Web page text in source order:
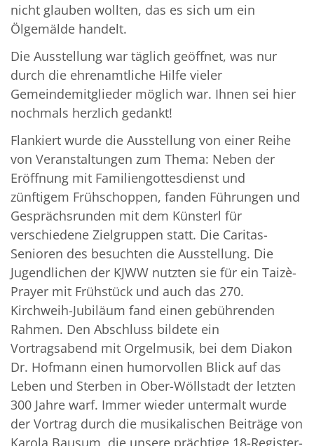
nicht glauben wollten, das es sich um ein
Ölgemälde handelt.
Die Ausstellung war täglich geöffnet, was nur
durch die ehrenamtliche Hilfe vieler
Gemeindemitglieder möglich war. Ihnen sei hier
nochmals herzlich gedankt!
Flankiert wurde die Ausstellung von einer Reihe
von Veranstaltungen zum Thema: Neben der
Eröffnung mit Familiengottesdienst und
zünftigem Frühschoppen, fanden Führungen und
Gesprächsrunden mit dem Künsterl für
verschiedene Zielgruppen statt. Die Caritas-
Senioren des besuchten die Ausstellung. Die
Jugendlichen der KJWW nutzten sie für ein Taizè-
Prayer mit Frühstück und auch das 270.
Kirchweih-Jubiläum fand einen gebührenden
Rahmen. Den Abschluss bildete ein
Vortragsabend mit Orgelmusik, bei dem Diakon
Dr. Hofmann einen humorvollen Blick auf das
Leben und Sterben in Ober-Wöllstadt der letzten
300 Jahre warf. Immer wieder untermalt wurde
der Vortrag durch die musikalischen Beiträge von
Karola Bausum, die unsere prächtige 18-Register-